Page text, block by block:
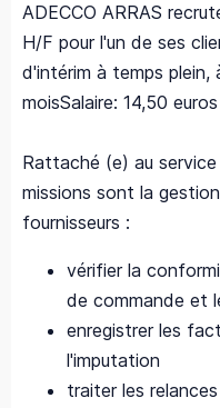
ADECCO ARRAS
H/F pour l'un de ses
d'intérim à temps plein,
moisSalaire: 14,50
Rattaché (e) au
missions sont la
fournisseurs :
vérifier la
de commande et
enregistrer les
l'imputation
traiter les